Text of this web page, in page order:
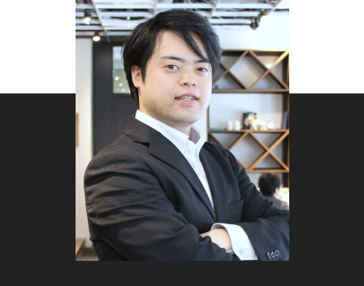
むケースが増えたことで、検索結果での露出がそ
のまま見込み客の数に直結する構造になりまし
た。一方で参入企業の増加により主要キーワード
の競争は激しく、広告だけに依存した集客は獲得
単価が高騰しがちです。だからこそ、検索流入を
安定的に確保できるSEO対策が、事業を継続的に
成長させる基盤として重視されています。
広告規制が厳しい業界だからこそSEO